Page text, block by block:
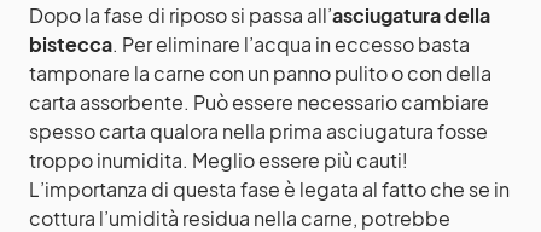
Dopo la fase di riposo si passa all’asciugatura della
bistecca. Per eliminare l’acqua in eccesso basta
tamponare la carne con un panno pulito o con della
carta assorbente. Può essere necessario cambiare
spesso carta qualora nella prima asciugatura fosse
troppo inumidita. Meglio essere più cauti!
L’importanza di questa fase è legata al fatto che se in
cottura l’umidità residua nella carne, potrebbe